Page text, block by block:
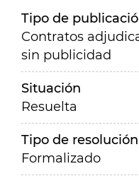
Tipo de
Contratos
sin publicidad
Situación
Resuelta
Tipo de resolución
Formalizado